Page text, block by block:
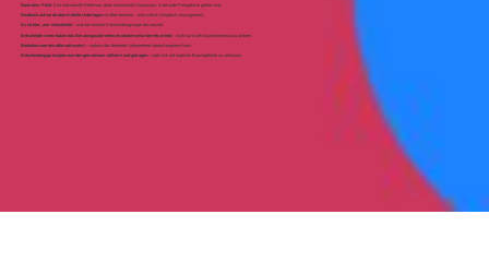
Nach dem Pitch: Erst individuelle Reflexion, dann strukturierte Diskussion, in der jede Perspektive gehört wird.
Feedback auf vorab übermittelte Unterlagen ist allen bekannt – und wird im Gespräch vorausgesetzt.
Es ist klar, wer entscheidet – und auf welcher Entscheidungslogik das basiert.
Entscheider:innen haben das Beratungsunternehmen idealerweise bereits erlebt – nicht nur in der Zusammenfassung anderer.
Bedenken werden offen adressiert – sodass das bietende Unternehmen darauf reagieren kann.
Entscheidungsprinzipien werden gemeinsam definiert und getragen– statt sich auf implizite Bauchgefühle zu verlassen.